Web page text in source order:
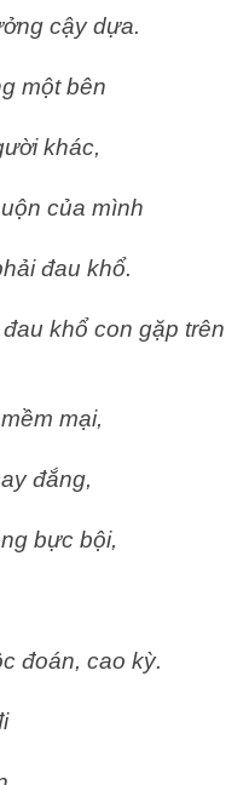
cậy dựa.
một bên
khác,
của mình
đau khổ.
khổ con gặp trên
mại,
đắng,
bực bội,
đoán, cao kỳ.